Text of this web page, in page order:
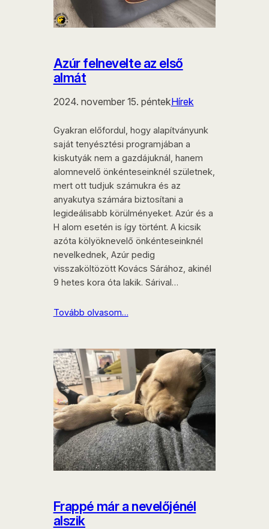
Azúr felnevelte az első
almát
2024. november 15. péntekHírek
Gyakran előfordul, hogy alapítványunk
saját tenyésztési programjában a
kiskutyák nem a gazdájuknál, hanem
alomnevelő önkénteseinknél születnek,
mert ott tudjuk számukra és az
anyakutya számára biztosítani a
legideálisabb körülményeket. Azúr és a
H alom esetén is így történt. A kicsik
azóta kölyöknevelő önkénteseinknél
nevelkednek, Azúr pedig
visszaköltözött Kovács Sárához, akinél
9 hetes kora óta lakik. Sárival…
Tovább olvasom…
Frappé már a nevelőjénél
alszik